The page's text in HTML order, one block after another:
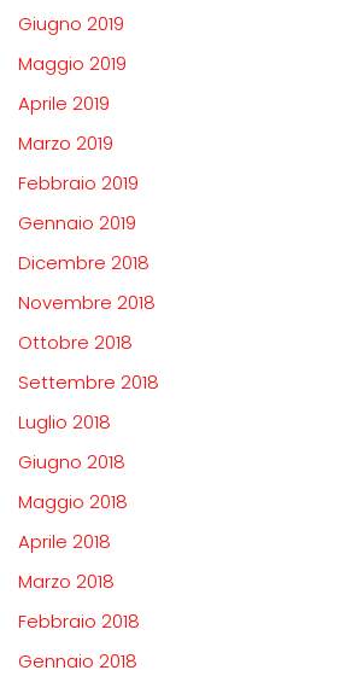
Giugno 2019
Maggio 2019
Aprile 2019
Marzo 2019
Febbraio 2019
Gennaio 2019
Dicembre 2018
Novembre 2018
Ottobre 2018
Settembre 2018
Luglio 2018
Giugno 2018
Maggio 2018
Aprile 2018
Marzo 2018
Febbraio 2018
Gennaio 2018